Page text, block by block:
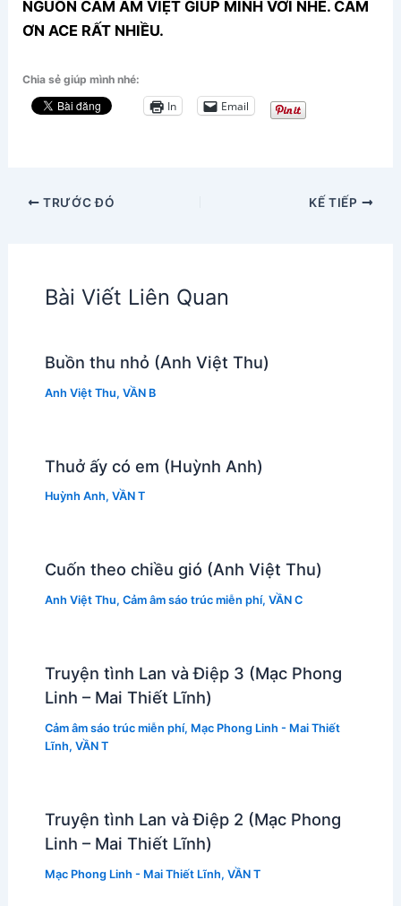
NGUỒN CẢM ÂM VIỆT GIÚP MÌNH VỚI NHÉ. CẢM
ƠN ACE RẤT NHIỀU.
Chia sẻ giúp mình nhé:
In Email
TRƯỚC ĐÓ KẾ TIẾP
Bài Viết Liên Quan
Buồn thu nhỏ (Anh Việt Thu)
Anh Việt Thu, VẦN B
Thuở ấy có em (Huỳnh Anh)
Huỳnh Anh, VẦN T
Cuốn theo chiều gió (Anh Việt Thu)
Anh Việt Thu, Cảm âm sáo trúc miễn phí, VẦN C
Truyện tình Lan và Điệp 3 (Mạc Phong
Linh – Mai Thiết Lĩnh)
Cảm âm sáo trúc miễn phí, Mạc Phong Linh - Mai Thiết
Lĩnh, VẦN T
Truyện tình Lan và Điệp 2 (Mạc Phong
Linh – Mai Thiết Lĩnh)
Mạc Phong Linh - Mai Thiết Lĩnh, VẦN T